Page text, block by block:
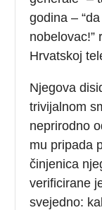
godina –
nobelovac!”
Hrvatskoj
Njegova
trivijalnom
neprirodno
mu pripada
činjenica
verificirane
svejedno: